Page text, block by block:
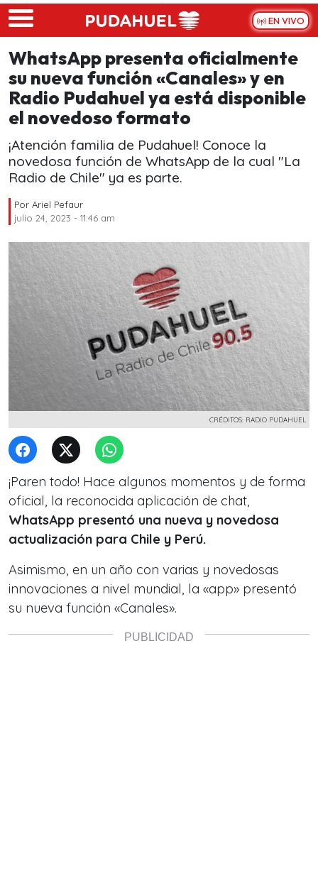
Skip to main content
EN VIVO
WhatsApp presenta oficialmente
su nueva función «Canales» y en
Radio Pudahuel ya está disponible
el novedoso formato
¡Atención familia de Pudahuel! Conoce la
novedosa función de WhatsApp de la cual "La
Radio de Chile" ya es parte.
Por Ariel Pefaur
julio 24, 2023 - 11:46 am
CRÉDITOS: RADIO PUDAHUEL
¡Paren todo! Hace algunos momentos y de forma
oficial, la reconocida aplicación de chat,
WhatsApp presentó una nueva y novedosa
actualización para Chile y Perú.
Asimismo, en un año con varias y novedosas
innovaciones a nivel mundial, la «app» presentó
su nueva función «Canales».